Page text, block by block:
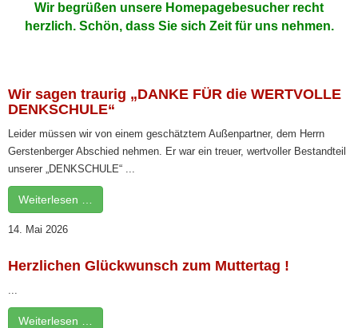
Wir begrüßen unsere Homepagebesucher recht
herzlich. Schön, dass Sie sich Zeit für uns nehmen.
Wir sagen traurig „DANKE FÜR die WERTVOLLE
DENKSCHULE“
Leider müssen wir von einem geschätztem Außenpartner, dem Herrn
Gerstenberger Abschied nehmen. Er war ein treuer, wertvoller Bestandteil
unserer „DENKSCHULE“ ...
Weiterlesen …
14. Mai 2026
Herzlichen Glückwunsch zum Muttertag !
Weiterlesen …